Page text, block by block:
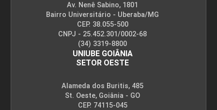
Av. Nenê Sabino, 1801
Bairro Universitário - Uberaba/MG
CEP. 38.055-500
CNPJ - 25.452.301/0002-68
(34) 3319-8800
UNIUBE GOIÂNIA
SETOR OESTE
Alameda dos Buritis, 485
St. Oeste, Goiânia - GO
CEP. 74115-045